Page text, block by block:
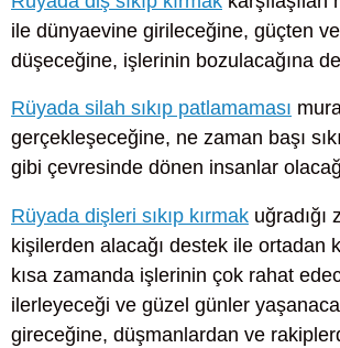
ile dünyaevine girileceğine, güçten
düşeceğine, işlerinin bozulacağına
Rüyada silah sıkıp patlamaması
gerçekleşeceğine, ne zaman başı
gibi çevresinde dönen insanlar
Rüyada dişleri sıkıp kırmak uğradığı
kişilerden alacağı destek ile ortadan
kısa zamanda işlerinin çok rahat
ilerleyeceği ve güzel günler
gireceğine, düşmanlardan ve